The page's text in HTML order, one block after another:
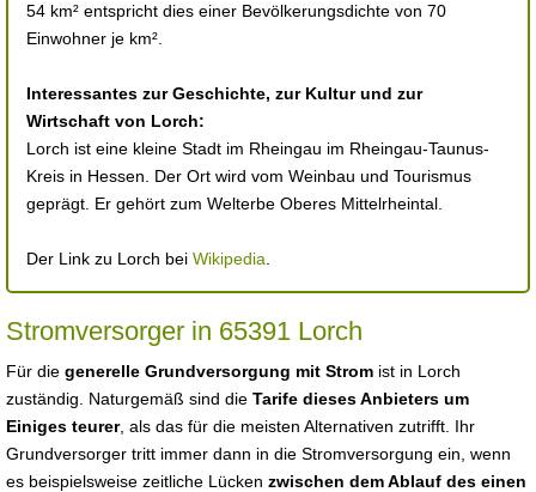
54 km² entspricht dies einer Bevölkerungsdichte von 70
Einwohner je km².
Interessantes zur Geschichte, zur Kultur und zur
Wirtschaft von Lorch:
Lorch ist eine kleine Stadt im Rheingau im Rheingau-Taunus-
Kreis in Hessen. Der Ort wird vom Weinbau und Tourismus
geprägt. Er gehört zum Welterbe Oberes Mittelrheintal.
Der Link zu Lorch bei Wikipedia
Stromversorger in 65391 Lorch
Für die generelle Grundversorgung mit Strom ist in Lorch
zuständig. Naturgemäß sind die Tarife dieses Anbieters um
Einiges teurer, als das für die meisten Alternativen zutrifft. Ihr
Grundversorger tritt immer dann in die Stromversorgung ein, wenn
es beispielsweise zeitliche Lücken zwischen dem Ablauf des einen